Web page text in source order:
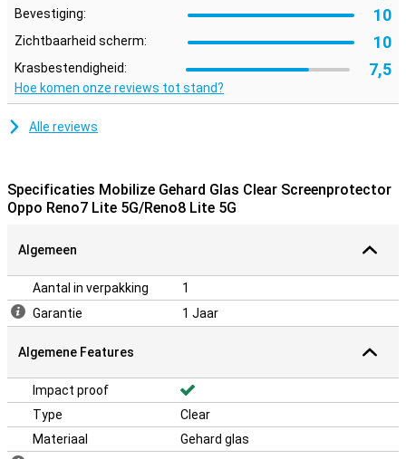
Bevestiging: 10
Zichtbaarheid scherm: 10
Krasbestendigheid: 7,5
Hoe komen onze reviews tot stand?
Alle reviews
Specificaties Mobilize Gehard Glas Clear Screenprotector
Oppo Reno7 Lite 5G/Reno8 Lite 5G
Algemeen
Aantal in verpakking
1
Garantie
1 Jaar
Algemene Features
Impact proof
Type
Clear
Materiaal
Gehard glas